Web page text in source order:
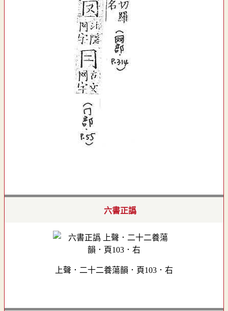
六書正譌
上聲．二十二養蕩韻．頁103．右